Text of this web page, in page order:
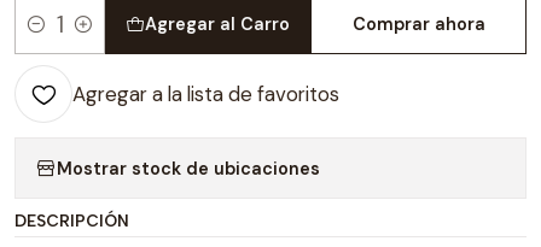
Cantidad
Agregar al Carro Comprar ahora
Agregar a la lista de favoritos
Mostrar stock de ubicaciones
DESCRIPCIÓN